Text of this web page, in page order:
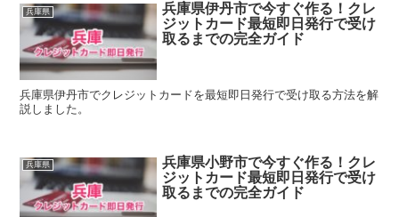
兵庫県
兵庫県伊丹市で今すぐ作る！クレ
ジットカード最短即日発行で受け
取るまでの完全ガイド
兵庫県伊丹市でクレジットカードを最短即日発行で受け取る方法を解
説しました。
兵庫県
兵庫県小野市で今すぐ作る！クレ
ジットカード最短即日発行で受け
取るまでの完全ガイド